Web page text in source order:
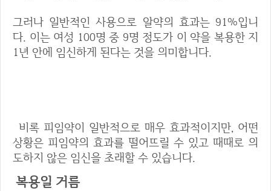
그러나 일반적인 사용으로 알약의 효과는 91%입니
다. 이는 여성 100명 중 9명 정도가 이 약을 복용한 지
1년 안에 임신하게 된다는 것을 의미합니다.
비록 피임약이 일반적으로 매우 효과적이지만, 어떤
상황은 피임약의 효과를 떨어뜨릴 수 있고 때때로 의
도하지 않은 임신을 초래할 수 있습니다.
복용일 거름